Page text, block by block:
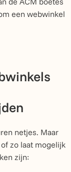
een webwinkel
netjes. Maar
zo laat mogelijk
zijn: